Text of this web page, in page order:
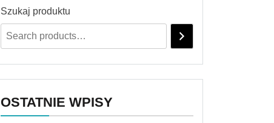
Szukaj produktu
OSTATNIE WPISY